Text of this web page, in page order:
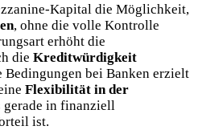
Kapital die Möglichkeit,
, ohne die volle Kontrolle
erhöht die
die Kreditwürdigkeit
Bedingungen bei Banken erzielt
Flexibilität in der
gerade in finanziell
ist.